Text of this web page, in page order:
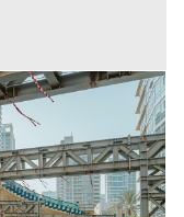
rischio
cessione crediti è
euro non accettati